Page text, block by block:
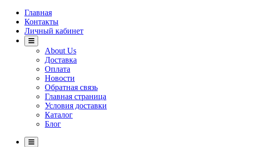
Главная
Контакты
Личный кабинет
About Us
Доставка
Оплата
Новости
Обратная связь
Главная страница
Условия доставки
Каталог
Блог